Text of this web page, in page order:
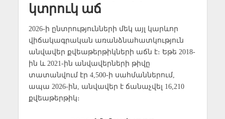
կտրուկ աճ
2026-ի ընտրությունների մեկ այլ կարևոր
վիճակագրական առանձնահատկություն
անվավեր քվեաթերթիկների աճն է։ Եթե 2018-
ին և 2021-ին անվավերների թիվը
տատանվում էր 4,500-ի սահմաններում,
ապա 2026-ին, անվավեր է ճանաչվել 16,210
քվեաթերթիկ։